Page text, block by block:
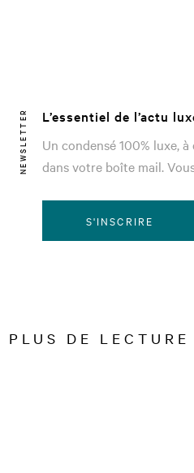
NEWSLETTER
L’essentiel de l’actu
Un condensé 100% luxe,
dans votre boîte mail.
S'INSCRIRE
PLUS DE LECTURE